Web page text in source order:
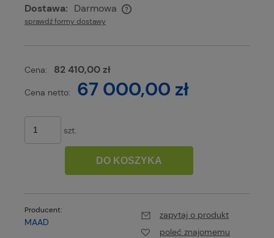
Dostawa: Darmowa
Cena nie zawiera ewentualnych kosztów płatności
sprawdź formy dostawy
Cena: 82 410,00 zł
Cena netto: 67 000,00 zł
szt.
DO KOSZYKA
Producent:
MAAD
zapytaj o produkt
poleć znajomemu